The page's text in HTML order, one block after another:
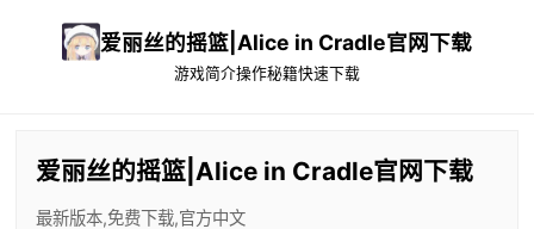
爱丽丝的摇篮|Alice in Cradle官网下载
游戏简介操作秘籍快速下载
爱丽丝的摇篮|Alice in Cradle官网下载
最新版本,免费下载,官方中文